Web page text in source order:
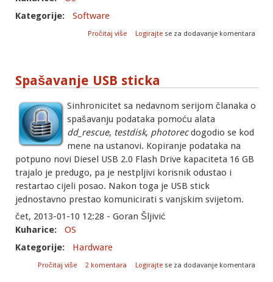
Kategorije:
Software
Pročitaj više o Multiboot DVD s Linux distribucijama
Logirajte se za dodavanje komentara
Spašavanje USB sticka
Sinhronicitet sa nedavnom serijom članaka o
spašavanju podataka pomoću alata
dd_rescue, testdisk, photorecdogodio se kod
mene na ustanovi. Kopiranje podataka na
potpuno novi Diesel USB 2.0 Flash Drive kapaciteta 16 GB
trajalo je predugo, pa je nestpljivi korisnik odustao i
restartao cijeli posao. Nakon toga je USB stick
jednostavno prestao komunicirati s vanjskim svijetom.
čet, 2013-01-10 12:28 - Goran Šljivić
Kuharice:
OS
Kategorije:
Hardware
Pročitaj više o Spašavanje USB sticka
2 komentara Logirajte se za dodavanje komentara